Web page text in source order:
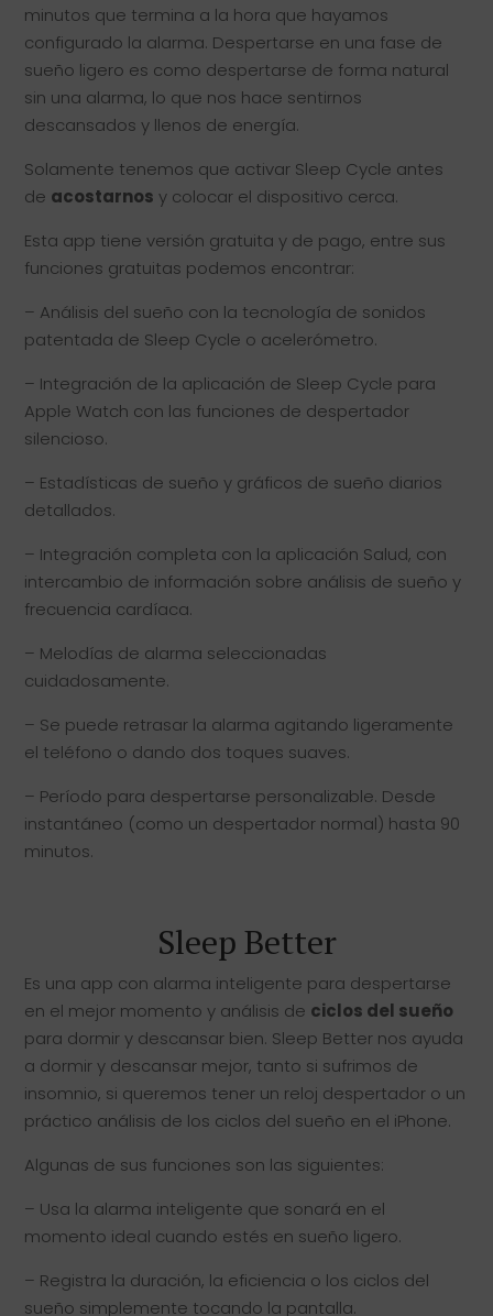
minutos que termina a la hora que hayamos
configurado la alarma. Despertarse en una fase de
sueño ligero es como despertarse de forma natural
sin una alarma, lo que nos hace sentirnos
descansados y llenos de energía.
Solamente tenemos que activar Sleep Cycle antes
de acostarnos y colocar el dispositivo cerca.
Esta app tiene versión gratuita y de pago, entre sus
funciones gratuitas podemos encontrar:
– Análisis del sueño con la tecnología de sonidos
patentada de Sleep Cycle o acelerómetro.
– Integración de la aplicación de Sleep Cycle para
Apple Watch con las funciones de despertador
silencioso.
– Estadísticas de sueño y gráficos de sueño diarios
detallados.
– Integración completa con la aplicación Salud, con
intercambio de información sobre análisis de sueño y
frecuencia cardíaca.
– Melodías de alarma seleccionadas
cuidadosamente.
– Se puede retrasar la alarma agitando ligeramente
el teléfono o dando dos toques suaves.
– Período para despertarse personalizable. Desde
instantáneo (como un despertador normal) hasta 90
minutos.
Sleep Better
Es una app con alarma inteligente para despertarse
en el mejor momento y análisis de ciclos del sueño
para dormir y descansar bien. Sleep Better nos ayuda
a dormir y descansar mejor, tanto si sufrimos de
insomnio, si queremos tener un reloj despertador o un
práctico análisis de los ciclos del sueño en el iPhone.
Algunas de sus funciones son las siguientes:
– Usa la alarma inteligente que sonará en el
momento ideal cuando estés en sueño ligero.
– Registra la duración, la eficiencia o los ciclos del
sueño simplemente tocando la pantalla.